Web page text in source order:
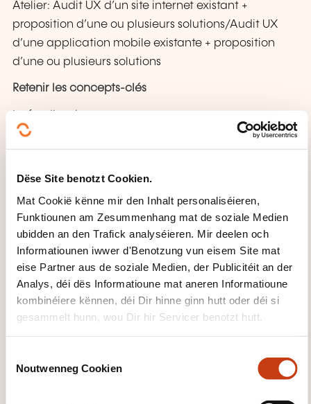
Dëse Site benotzt Cookien.
Mat Cookië kënne mir den Inhalt personaliséieren,
Funktiounen am Zesummenhang mat de soziale Medien
ubidden an den Trafick analyséieren. Mir deelen och
Informatiounen iwwer d'Benotzung vun eisem Site mat
eise Partner aus de soziale Medien, der Publicitéit an der
Analys, déi dës Informatioune mat aneren Informatioune
kombinéiere kënnen, déi Dir hinne ginn hutt oder déi si
gesammelt hunn, wou Dir hir Servicer benotzt hutt.
Noutwenneg Cookien
Atelier: Audit UX d’un site internet existant +
proposition d’une ou plusieurs solutions/Audit UX
d’une application mobile existante + proposition
d’une ou plusieurs solutions
Retenir les concepts-clés
L'affordance
Le guidage
La narration
Récapituler les bases du projet
La stratégie
La veille fonctionnelle
Les devices et checkpoints
L'innovation
La taxonomie